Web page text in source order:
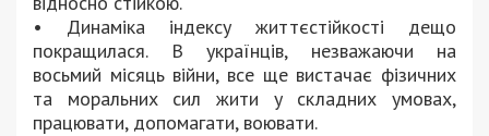
• Динаміка індексу життєстійкості дещо
покращилася. В українців, незважаючи на
восьмий місяць війни, все ще вистачає фізичних
та моральних сил жити у складних умовах,
працювати, допомагати, воювати.